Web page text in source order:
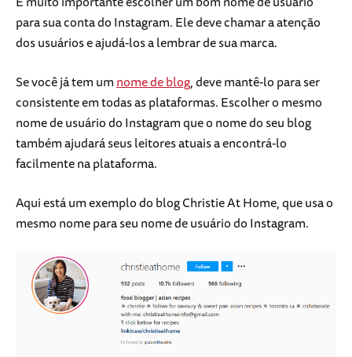
para sua conta do Instagram. Ele deve chamar a atenção
dos usuários e ajudá-los a lembrar de sua marca.
Se você já tem umnome de blog, deve mantê-lo para ser
consistente em todas as plataformas. Escolher o mesmo
nome de usuário do Instagram que o nome do seu blog
também ajudará seus leitores atuais a encontrá-lo
facilmente na plataforma.
Aqui está um exemplo do blog Christie At Home, que usa o
mesmo nome para seu nome de usuário do Instagram.